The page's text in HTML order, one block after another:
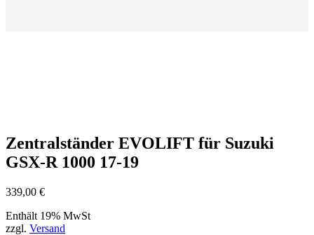
Zentralständer EVOLIFT für Suzuki
GSX-R 1000 17-19
339,00 €
Enthält 19% MwSt
zzgl. Versand